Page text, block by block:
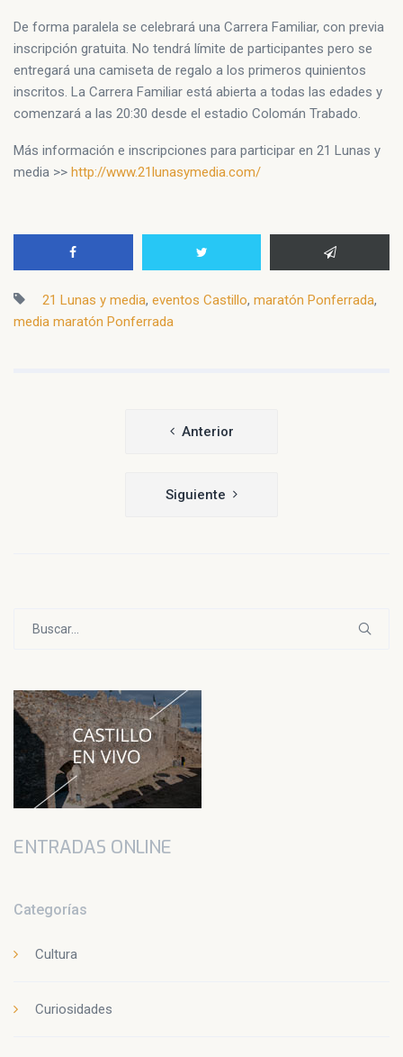
De forma paralela se celebrará una Carrera Familiar, con previa
inscripción gratuita. No tendrá límite de participantes pero se
entregará una camiseta de regalo a los primeros quinientos
inscritos. La Carrera Familiar está abierta a todas las edades y
comenzará a las 20:30 desde el estadio Colomán Trabado.
Más información e inscripciones para participar en 21 Lunas y
media >> http://www.21lunasymedia.com/
21 Lunas y media, eventos Castillo, maratón Ponferrada,
media maratón Ponferrada
Anterior
Siguiente
ENTRADAS ONLINE
Categorías
Cultura
Curiosidades